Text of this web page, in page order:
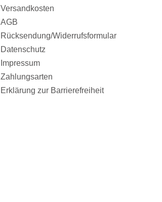
Versandkosten
AGB
Rücksendung/Widerrufsformular
Datenschutz
Impressum
Zahlungsarten
Erklärung zur Barrierefreiheit